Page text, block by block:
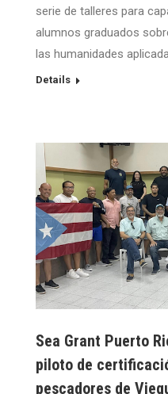
serie de talleres para
alumnos graduados
las humanidades
Details
Sea Grant Puerto
piloto de
pescadores de